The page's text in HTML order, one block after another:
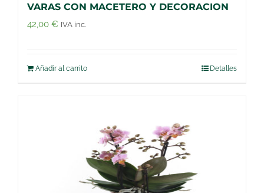
VARAS CON MACETERO Y DECORACION
42,00 € IVA inc.
Añadir al carrito Detalles